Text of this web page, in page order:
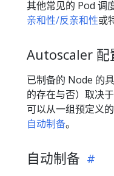
其他常见的 Pod 调
亲和性/反亲和性或
Autoscaler 配
已制备的 Node 的
的存在与否）取决
可以从一组预定义
自动制备。
自动制备